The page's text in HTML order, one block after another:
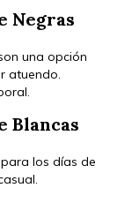
Negras
una opción
atuendo.
Blancas
los días de